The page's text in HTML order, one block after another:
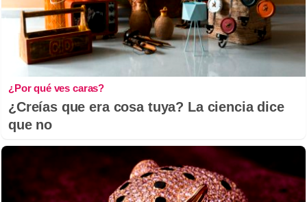
¿Por qué ves caras?
¿Creías que era cosa tuya? La ciencia dice
que no